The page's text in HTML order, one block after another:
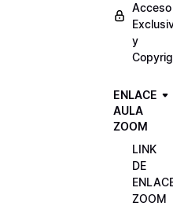
Acceso
y
ENLACE
AULA
ZOOM
LINK
DE
ZOOM